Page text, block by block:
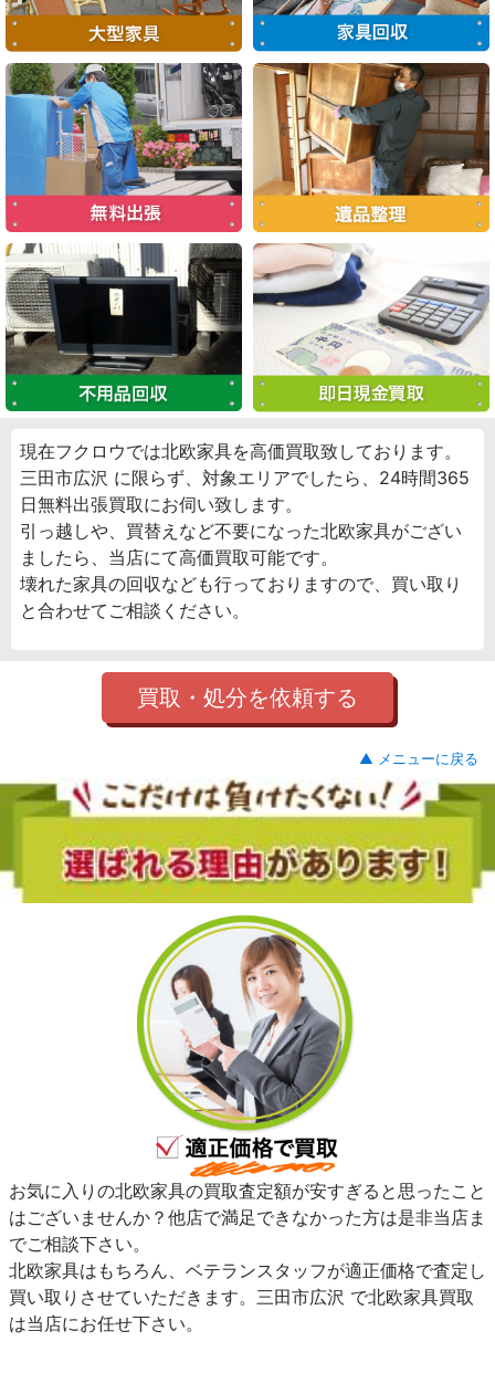
現在フクロウでは北欧家具を高価買取致しております。
三田市広沢 に限らず、対象エリアでしたら、24時間365
日無料出張買取にお伺い致します。
引っ越しや、買替えなど不要になった北欧家具がござい
ましたら、当店にて高価買取可能です。
壊れた家具の回収なども行っておりますので、買い取り
と合わせてご相談ください。
買取・処分を依頼する
▲ メニューに戻る
お気に入りの北欧家具の買取査定額が安すぎると思ったこと
はございませんか？他店で満足できなかった方は是非当店ま
でご相談下さい。
北欧家具はもちろん、ベテランスタッフが適正価格で査定し
買い取りさせていただきます。三田市広沢 で北欧家具買取
は当店にお任せ下さい。